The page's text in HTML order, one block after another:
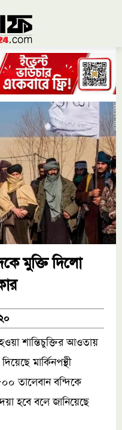
মুক্তি দিলো
শান্তিচুক্তির আওতায়
মার্কিনপন্থী
তালেবান বন্দিকে
হবে বলে জানিয়েছে